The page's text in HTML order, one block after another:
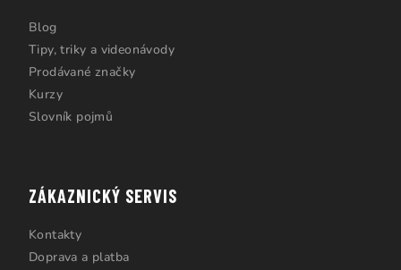
Blog
Tipy, triky a videonávody
Prodávané značky
Kurzy
Slovník pojmů
ZÁKAZNICKÝ SERVIS
Kontakty
Doprava a platba